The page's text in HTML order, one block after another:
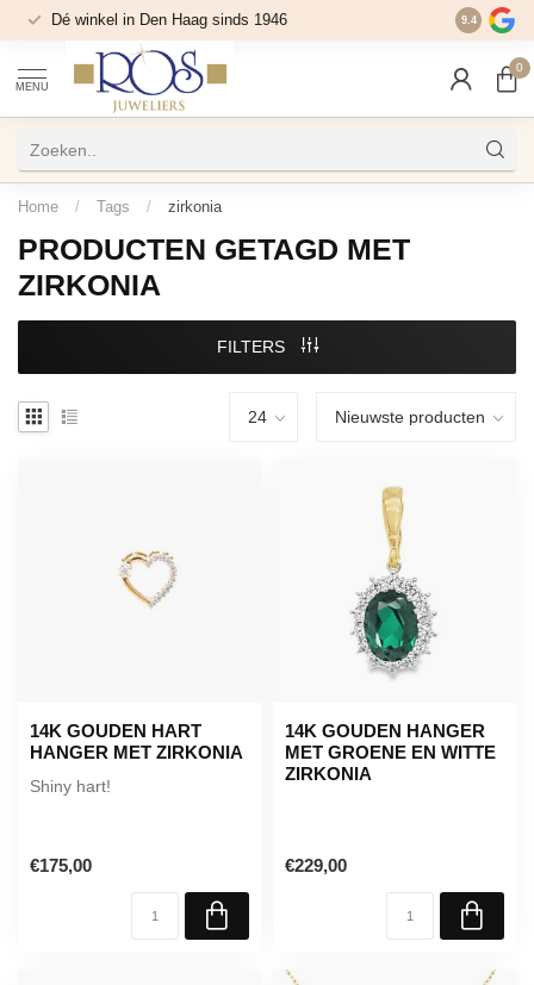
Dé winkel in Den Haag sinds 1946 9.4
MENU
0
Home / Tags / zirkonia
PRODUCTEN GETAGD MET
ZIRKONIA
FILTERS
14K GOUDEN HART
HANGER MET ZIRKONIA
Shiny hart!
€175,00
14K GOUDEN HANGER
MET GROENE EN WITTE
ZIRKONIA
€229,00